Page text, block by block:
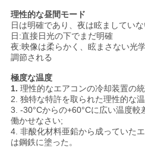
理性的な昼間モード
日は明確であり、夜は眩ましていな
日:直接日光の下でまだ明確
夜:映像は柔らかく、眩まさない光
調節される
極度な温度
1. 理性的なエアコンの冷却装置の
2. 独特な特許を取られた理性的な
3. -30°Cからの+60°Cに広い温度
働かせなさい;
4. 非酸化材料亜鉛から成っていた
は鋼鉄に塗った。